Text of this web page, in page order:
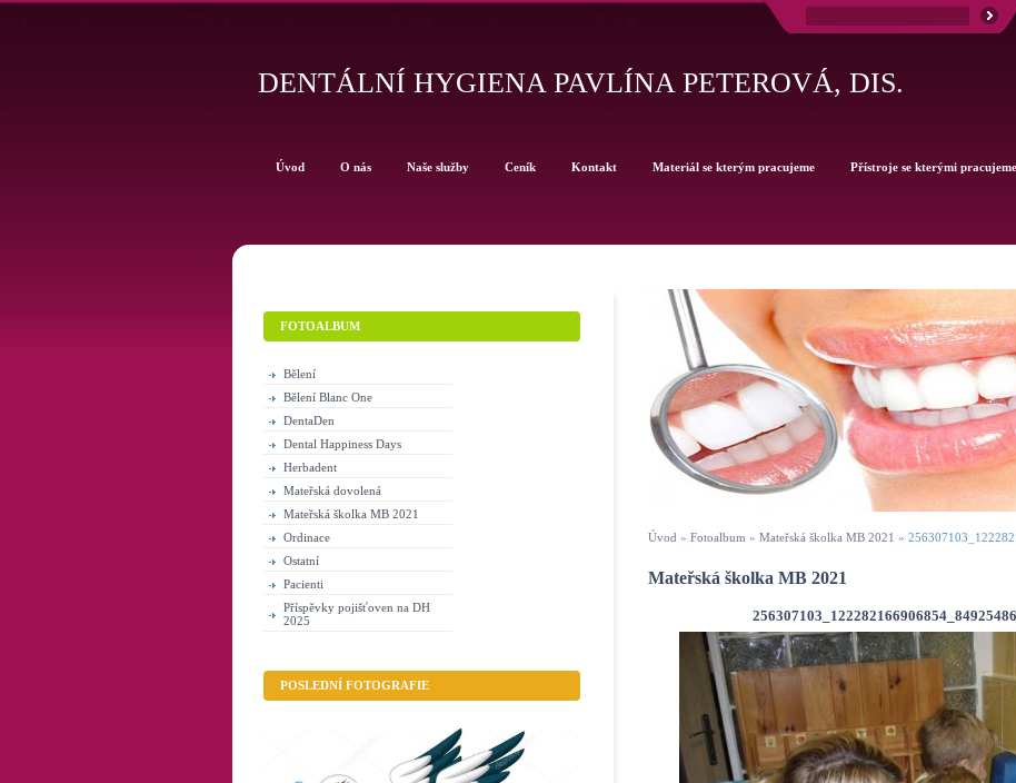
DENTÁLNÍ HYGIENA PAVLÍNA PETEROVÁ, DIS.
Úvod » Fotoalbum » Mateřská školka MB 2021 »
Mateřská školka MB 2021
Úvod O nás Naše služby Ceník Kontakt Materiál se kterým pracujeme Přístroje se kterými pracujeme
FOTOALBUM
Bělení
Bělení Blanc One
DentaDen
Dental Happiness Days
Herbadent
Mateřská dovolená
Mateřská školka MB 2021
Ordinace
Ostatní
Pacienti
Příspěvky pojišťoven na DH
2025
POSLEDNÍ FOTOGRAFIE